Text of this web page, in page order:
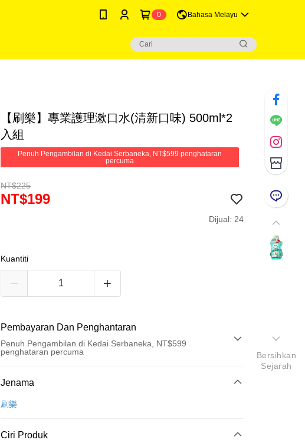
0 Bahasa Melayu
【刷樂】專業護理漱口水(清新口味) 500ml*2
入組
Penuh Pengambilan di Kedai Serbaneka, NT$599 penghataran
percuma
NT$225
NT$199
Dijual: 24
Kuantiti
Pembayaran Dan Penghantaran
Penuh Pengambilan di Kedai Serbaneka, NT$599
penghataran percuma
Kaedah Pembayaran
Kad Kredit (Bayaran Penuh)
Jenama
刷樂
Ciri Produk
Bersihkan
Sejarah